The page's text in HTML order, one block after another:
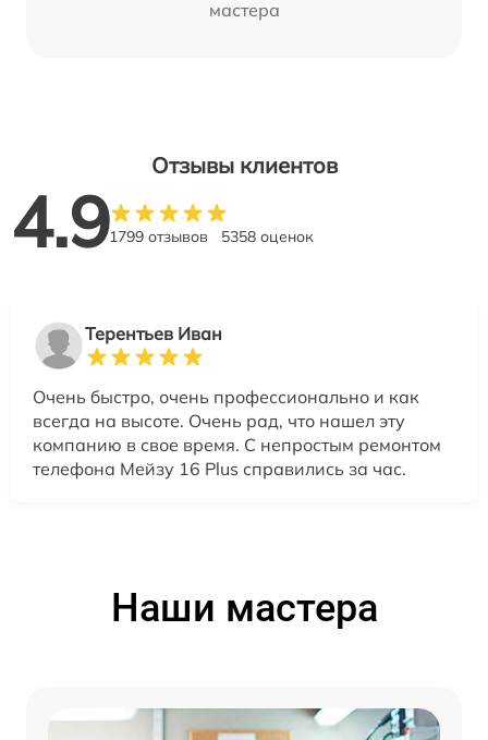
мастера
Отзывы клиентов
4.91799 отзывов 5358 оценок
Терентьев Иван
Очень быстро, очень профессионально и как
всегда на высоте. Очень рад, что нашел эту
компанию в свое время. С непростым ремонтом
телефона Мейзу 16 Plus справились за час.
Наши мастера